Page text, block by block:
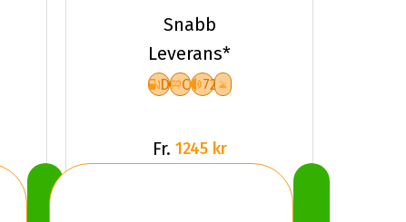
SV-3 XL
Friktion
2024
Snabb
Leverans*
D C 72
Fr. 1245 kr